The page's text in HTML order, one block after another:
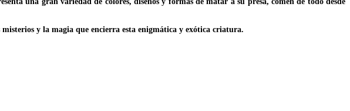
y la magia que encierra esta enigmática y exótica criatura.